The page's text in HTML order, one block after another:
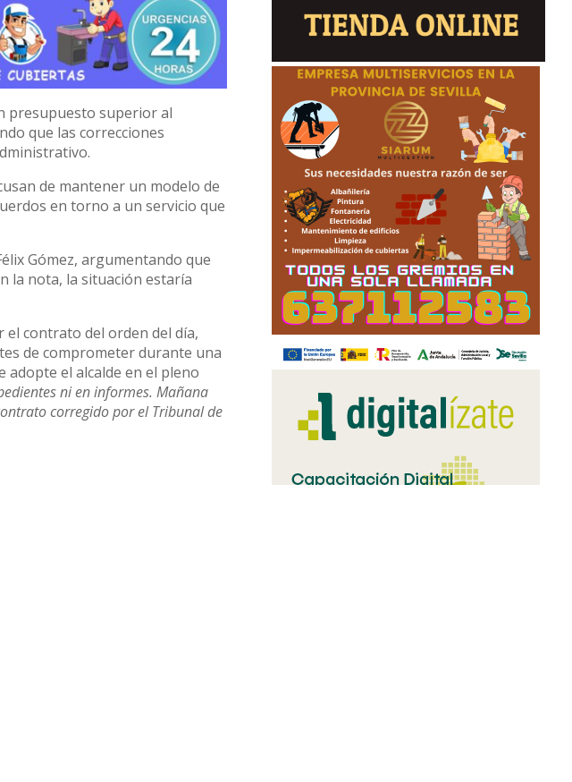
presupuesto superior al
que las correcciones
de mantener un modelo de
en torno a un servicio que
Gómez, argumentando que
la nota, la situación estaría
el contrato del orden del día,
de comprometer durante una
adopte el alcalde en el pleno
ni en informes. Mañana
corregido por el Tribunal de